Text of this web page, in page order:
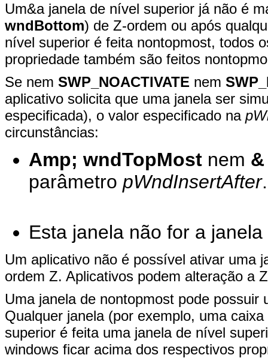
Um&a janela de nível superior já não é
wndBottom) de Z-ordem ou após
nível superior é feita nontopmost, todos
propriedade também são feitos
Se nem SWP_NOACTIVATE nem
aplicativo solicita que uma janela ser
especificada), o valor especificado na
circunstâncias:
Amp; wndTopMost nem
parâmetro pWndInsertAfter.
Esta janela não for a janela
Um aplicativo não é possível ativar uma
ordem Z. Aplicativos podem alteração a
Uma janela de nontopmost pode
Qualquer janela (por exemplo, uma
superior é feita uma janela de nível
windows ficar acima dos respectivos